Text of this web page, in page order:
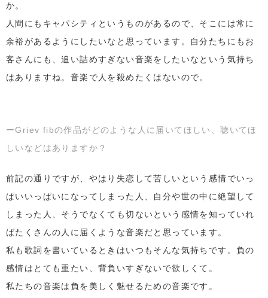
か。
人間にもキャパシティというものがあるので、そこには常に
余裕があるようにしたいなと思っています。自分たちにもお
客さんにも、追い詰めすぎない音楽をしたいなという気持ち
はありますね。音楽で人を殺めたくはないので。
ーGriev fibの作品がどのような人に届いてほしい、聴いてほ
しいなどはありますか？
前記の通りですが、やはり失恋して苦しいという感情でいっ
ぱいいっぱいになってしまった人、自分や世の中に絶望して
しまった人、そうでなくても切ないという感情を知っていれ
ばたくさんの人に届くような音楽だと思っています。
私も歌詞を書いているときはいつもそんな気持ちです。負の
感情はとても重たい、背負いすぎないで欲しくて。
私たちの音楽は負を美しく魅せるための音楽です。